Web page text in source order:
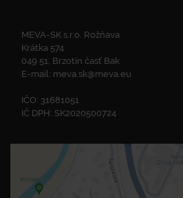
MEVA-SK s.r.o. Rožňava
Krátka 574
049 51, Brzotín časť Bak
E-mail: meva.sk@meva.eu
IČO: 31681051
IČ DPH: SK2020500724